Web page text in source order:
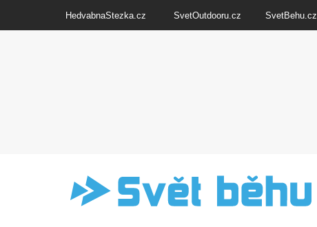
HedvabnaStezka.cz SvetOutdooru.cz SvetBehu.cz